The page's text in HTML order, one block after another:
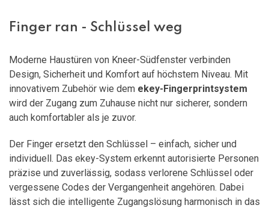
Finger ran - Schlüssel weg
Moderne Haustüren von Kneer-Südfenster verbinden
Design, Sicherheit und Komfort auf höchstem Niveau. Mit
innovativem Zubehör wie dem ekey-Fingerprintsystem
wird der Zugang zum Zuhause nicht nur sicherer, sondern
auch komfortabler als je zuvor.
Der Finger ersetzt den Schlüssel – einfach, sicher und
individuell. Das ekey-System erkennt autorisierte Personen
präzise und zuverlässig, sodass verlorene Schlüssel oder
vergessene Codes der Vergangenheit angehören. Dabei
lässt sich die intelligente Zugangslösung harmonisch in das